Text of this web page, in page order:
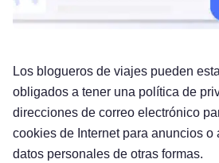
Los blogueros de viajes pueden
obligados a tener una política de
direcciones de correo electrónico
cookies de Internet para anuncios o
datos personales de otras formas.